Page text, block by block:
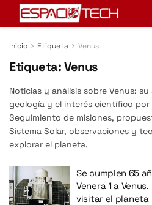
Inicio Etiqueta Venus
Etiqueta:Venus
Noticias y análisis sobre Venus:
geología y el interés científico
Seguimiento de misiones,
Sistema Solar, observaciones y
explorar el planeta.
Se cumplen 65
Venera 1 a
visitar el planeta